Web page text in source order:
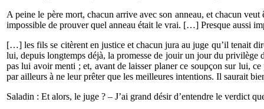
A peine le père mort, chacun arrive avec son anneau, et chacun
impossible de prouver quel anneau était le vrai. […] Presque aussi
[…] les fils se citèrent en justice et chacun jura au juge qu’il tenait
lui, depuis longtemps déjà, la promesse de jouir un jour du
pas lui avoir menti ; et, avant de laisser planer ce soupçon sur lui,
par ailleurs à ne leur prêter que les meilleures intentions. Il saurait
Saladin : Et alors, le juge ? – J’ai grand désir d’entendre le verdict